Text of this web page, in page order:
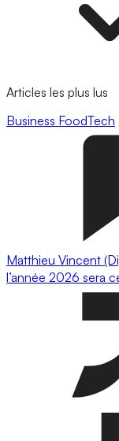
Articles les plus lus
Business FoodTech
Matthieu Vincent
l’année 2026 sera